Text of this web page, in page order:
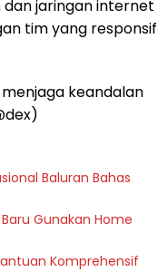
dan jaringan internet
tim yang responsif
keandalan
Baluran Bahas
Gunakan Home
Komprehensif